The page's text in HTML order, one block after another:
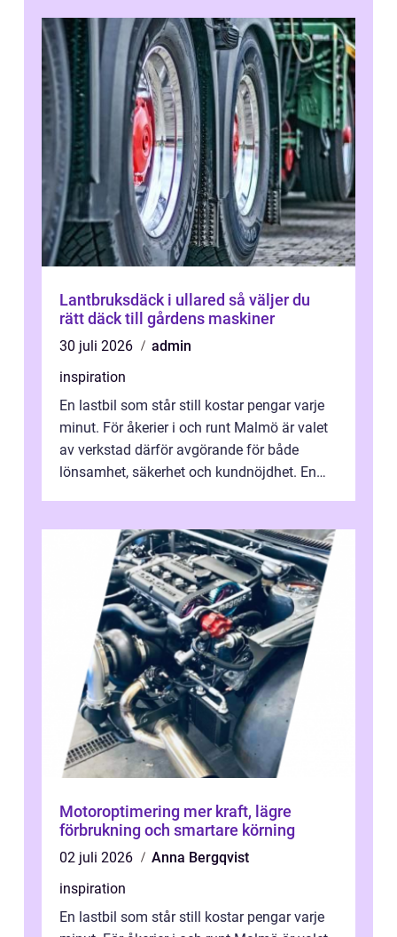
Lantbruksdäck i ullared så väljer du
rätt däck till gårdens maskiner
30 juli 2026
admin
inspiration
En lastbil som står still kostar pengar varje
minut. För åkerier i och runt Malmö är valet
av verkstad därför avgörande för både
lönsamhet, säkerhet och kundnöjdhet. En
Motoroptimering mer kraft, lägre
förbrukning och smartare körning
02 juli 2026
Anna Bergqvist
inspiration
En lastbil som står still kostar pengar varje